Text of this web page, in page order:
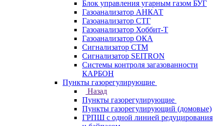
Блок управления угарным газом БУГ
Газоанализатор АНКАТ
Газоанализатор СТГ
Газоанализатор Хоббит-Т
Газоанализатор ОКА
Сигнализатор СТМ
Сигнализатор SEITRON
Системы контроля загазованности
КАРБОН
Пункты газорегулирующие
Назад
Пункты газорегулирующие
Пункты газорегулирующий (домовые)
ГРПШ с одной линией редуцирования